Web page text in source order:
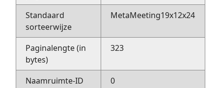
Standaard
sorteerwijze
MetaMeeting19x12x24
Paginalengte (in
bytes)
323
Naamruimte-ID
0